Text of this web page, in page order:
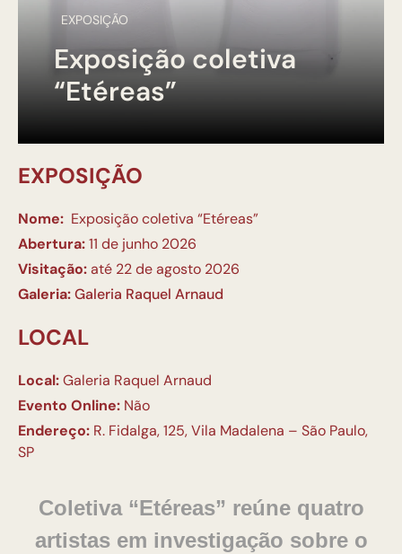
EXPOSIÇÃO
Exposição coletiva
“Etéreas”
EXPOSIÇÃO
Nome: Exposição coletiva “Etéreas”
Abertura:11 de junho 2026
Visitação:até 22 de agosto 2026
Galeria:Galeria Raquel Arnaud
LOCAL
Local:Galeria Raquel Arnaud
Evento Online: Não
Endereço: R. Fidalga, 125, Vila Madalena – São Paulo,
SP
Coletiva “Etéreas” reúne quatro
artistas em investigação sobre o